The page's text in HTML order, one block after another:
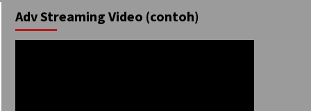
Adv Streaming Video (contoh)